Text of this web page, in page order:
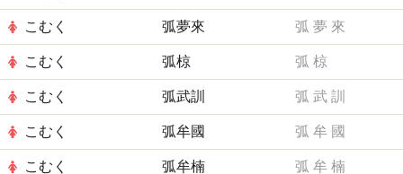
こむく 弧夢來 弧 夢 來
こむく 弧椋 弧 椋
こむく 弧武訓 弧 武 訓
こむく 弧牟國 弧 牟 國
こむく 弧牟楠 弧 牟 楠